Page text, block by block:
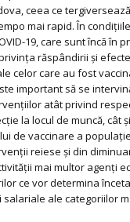
ceea ce
mai rapid. În
19, care sunt încă în
răspândirii și
celor care au fost
important să se
atât privind
la locul de muncă, cât
de vaccinare a
reiese și din
mai multor agenți
ce vor determina
ale categoriilor